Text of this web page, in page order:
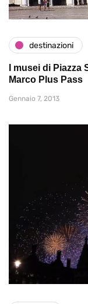
destinazioni
I musei di Piazza
Marco Plus Pass
Gennaio 7, 2013